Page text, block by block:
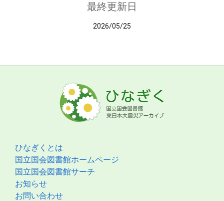
最終更新日
2026/05/25
ひなぎくとは
国立国会図書館ホームページ
国立国会図書館サーチ
お知らせ
お問い合わせ